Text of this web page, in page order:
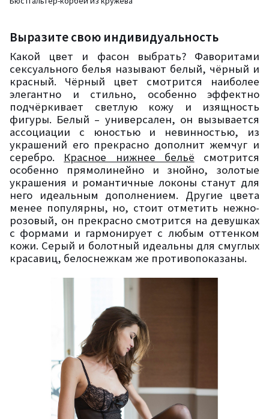
Выразите свою индивидуальность
Какой цвет и фасон выбрать? Фаворитами
сексуального белья называют белый, чёрный и
красный. Чёрный цвет смотрится наиболее
элегантно и стильно, особенно эффектно
подчёркивает светлую кожу и изящность
фигуры. Белый – универсален, он вызывается
ассоциации с юностью и невинностью, из
украшений его прекрасно дополнит жемчуг и
серебро. Красное нижнее бельё смотрится
особенно прямолинейно и знойно, золотые
украшения и романтичные локоны станут для
него идеальным дополнением. Другие цвета
менее популярны, но, стоит отметить нежно-
розовый, он прекрасно смотрится на девушках
с формами и гармонирует с любым оттенком
кожи. Серый и болотный идеальны для смуглых
красавиц, белоснежкам же противопоказаны.